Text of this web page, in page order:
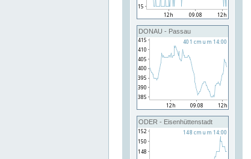
DONAU - Passau
ODER - Eisenhüttenstadt